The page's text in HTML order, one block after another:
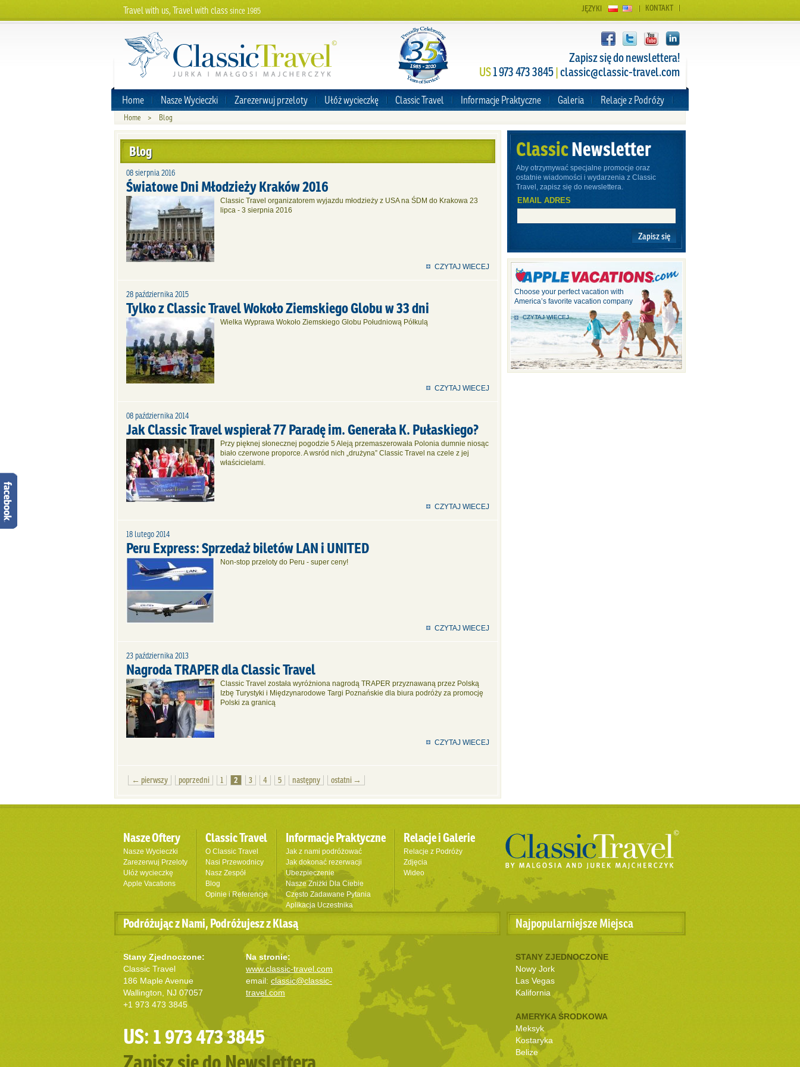
Travel with us, Travel with classsince 1985 KONTAKT
JĘZYKI
Zapisz się do newslettera!
US1 973 473 3845|classic@classic-travel.com
Home Nasze Wycieczki Zarezerwuj przeloty Ułóż wycieczkę Classic Travel Informacje Praktyczne Galeria Relacje z Podróży
Home > Blog
Blog
08 sierpnia 2016
Światowe Dni Młodzieży Kraków 2016
Classic Travel organizatorem wyjazdu młodzieży z USA na ŚDM do Krakowa 23
lipca - 3 sierpnia 2016
CZYTAJ WIECEJ
28 października 2015
Tylko z Classic Travel Wokoło Ziemskiego Globu w 33 dni
Wielka Wyprawa Wokoło Ziemskiego Globu Południową Półkulą
CZYTAJ WIECEJ
08 października 2014
Jak Classic Travel wspierał 77 Paradę im. Generała K. Pułaskiego?
Przy pięknej słonecznej pogodzie 5 Aleją przemaszerowała Polonia dumnie niosąc
biało czerwone proporce. A wsród nich „drużyna” Classic Travel na czele z jej
właścicielami.
CZYTAJ WIECEJ
18 lutego 2014
Peru Express: Sprzedaż biletów LAN i UNITED
Non-stop przeloty do Peru - super ceny!
CZYTAJ WIECEJ
23 października 2013
Nagroda TRAPER dla Classic Travel
Classic Travel została wyróżniona nagrodą TRAPER przyznawaną przez Polską
Izbę Turystyki i Międzynarodowe Targi Poznańskie dla biura podróży za promocję
Polski za granicą
CZYTAJ WIECEJ
← pierwszy poprzedni 1 2 3 4 5 następny ostatni →
ClassicNewsletter
Aby otrzymywać specjalne promocje oraz
ostatnie wiadomości i wydarzenia z Classic
Travel, zapisz się do newslettera.
EMAIL ADRES
Zapisz się
Choose your perfect vacation with
America’s favorite vacation company
CZYTAJ WIECEJ
Nasze Oftery
Nasze Wycieczki
Zarezerwuj Przeloty
Ułóż wycieczkę
Apple Vacations
Classic Travel
O Classic Travel
Nasi Przewodnicy
Nasz Zespół
Blog
Opinie i Referencje
Informacje Praktyczne
Jak z nami podróżować
Jak dokonać rezerwacji
Ubezpieczenie
Nasze Zniżki Dla Ciebie
Często Zadawane Pytania
Aplikacja Uczestnika
Relacje i Galerie
Relacje z Podróży
Zdjęcia
Wideo
Podróżując z Nami, Podróżujesz z Klasą
Stany Zjednoczone:
Classic Travel
186 Maple Avenue
Wallington, NJ 07057
+1 973 473 3845
Na stronie:
www.classic-travel.com
email: classic@classic-
travel.com
US: 1 973 473 3845
Najpopularniejsze Miejsca
STANY ZJEDNOCZONE
Nowy Jork
Las Vegas
Kalifornia
AMERYKA ŚRODKOWA
Meksyk
Kostaryka
Belize